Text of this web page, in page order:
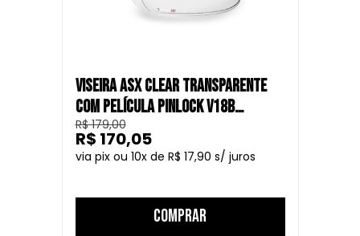
VISEIRA ASX CLEAR TRANSPARENTE
COM PELÍCULA PINLOCK V18B
CAPACETE FECHADO
R$ 179,00
10
R$ 17,90
R$ 170,05
COMPRAR